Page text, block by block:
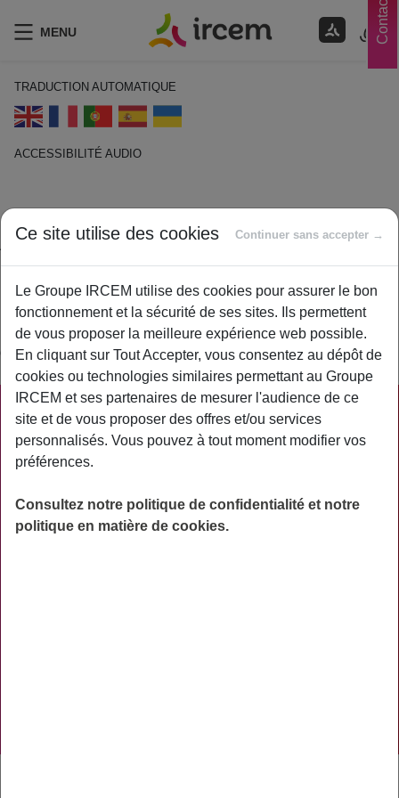
Contacts
MENU
TRADUCTION AUTOMATIQUE
ACCESSIBILITÉ AUDIO
Attestation fiscale
Byircem
L’attestation fiscale est un document permettant aux retraités
de connaître et justifier le montant imposable.
PRATIQUE
ACTUALITÉS
PRÉVOYANCE
Ce site utilise des cookies Continuer sans accepter →
Le Groupe IRCEM utilise des cookies pour assurer le bon
fonctionnement et la sécurité de ses sites. Ils permettent
de vous proposer la meilleure expérience web possible.
En cliquant sur Tout Accepter, vous consentez au dépôt de
cookies ou technologies similaires permettant au Groupe
IRCEM et ses partenaires de mesurer l'audience de ce
site et de vous proposer des offres et/ou services
personnalisés. Vous pouvez à tout moment modifier vos
préférences.
Consultez notre politique de confidentialité et notre
politique en matière de cookies.